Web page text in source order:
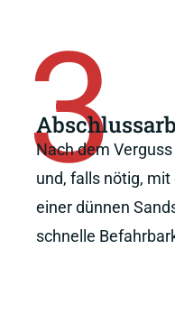
3
Nach dem
und, falls nötig,
einer dünnen
schnelle